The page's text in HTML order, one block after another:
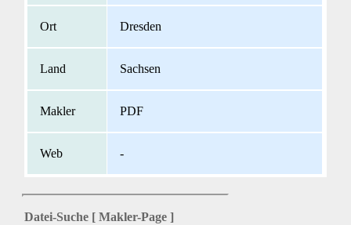
Dresden
Sachsen
PDF
-
Datei-Suche [ Makler-Page ]